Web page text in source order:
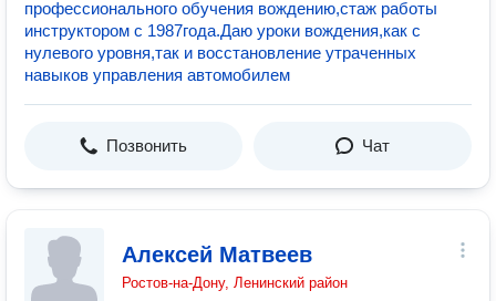
профессионального обучения вождению,стаж работы
инструктором с 1987года.Даю уроки вождения,как с
нулевого уровня,так и восстановление утраченных
навыков управления автомобилем
Позвонить Чат
Алексей Матвеев
Ростов-на-Дону, Ленинский район